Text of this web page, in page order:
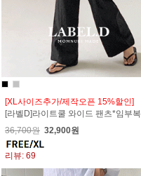
[XL사이즈추가/제작오픈 15%할인]
[라벨D]라이트쿨 와이드 팬츠*임부복
36,700원 32,900원
리뷰: 69